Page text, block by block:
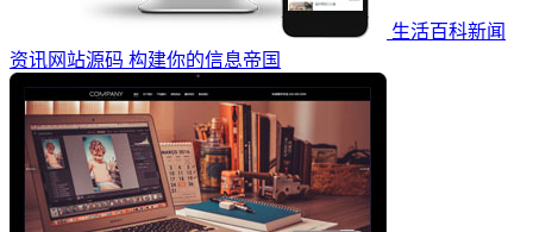
生活百科新闻
资讯网站源码 构建你的信息帝国